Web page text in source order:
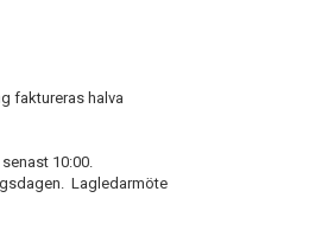
faktureras halva
10:00.
Lagledarmöte